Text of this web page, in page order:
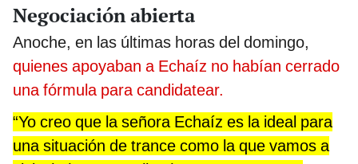
Negociación abierta
Anoche, en las últimas horas del domingo,
quienes apoyaban a Echaíz no habían cerrado
una fórmula para candidatear.
“Yo creo que la señora Echaíz es la ideal para
una situación de trance como la que vamos a